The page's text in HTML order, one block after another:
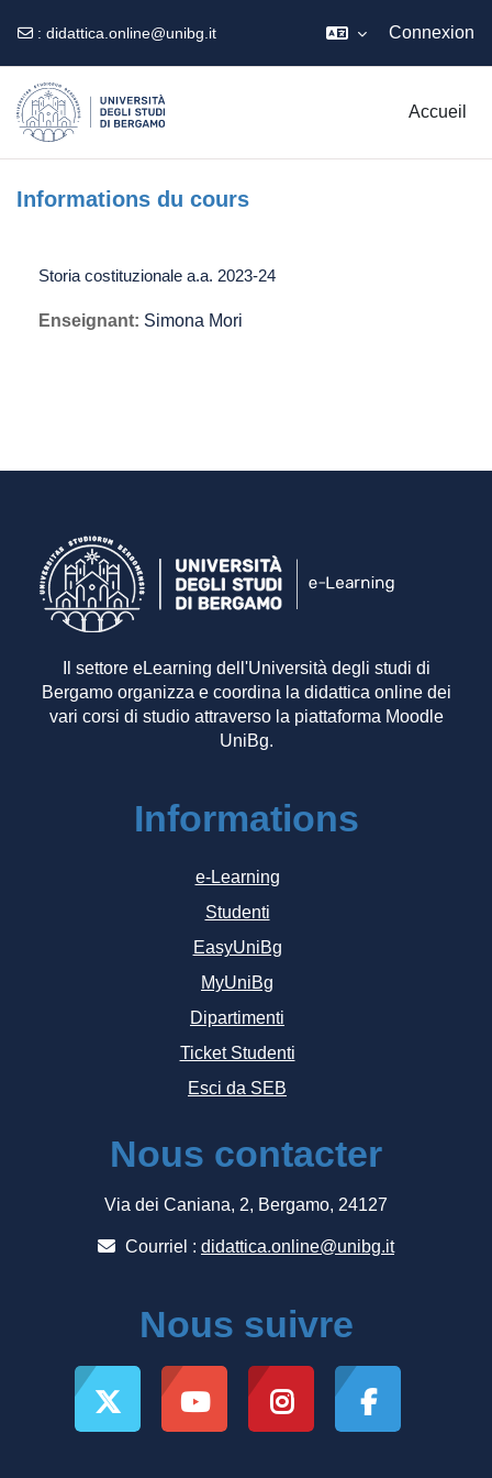
: didattica.online@unibg.it Connexion
Accueil
Informations du cours
Storia costituzionale a.a. 2023-24
Enseignant: Simona Mori
Il settore eLearning dell'Università degli studi di
Bergamo organizza e coordina la didattica online dei
vari corsi di studio attraverso la piattaforma Moodle
UniBg.
Informations
e-Learning
Studenti
EasyUniBg
MyUniBg
Dipartimenti
Ticket Studenti
Esci da SEB
Nous contacter
Via dei Caniana, 2, Bergamo, 24127
Courriel : didattica.online@unibg.it
Nous suivre